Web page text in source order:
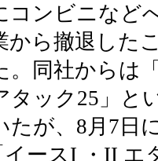
ンビニなど
から撤退した
。同社からは
タック25」と
たが、8月7日
ースI ・II エ